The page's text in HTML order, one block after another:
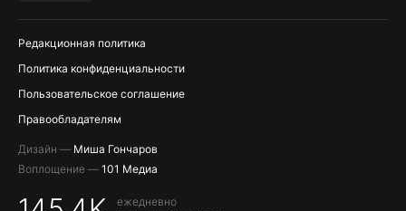
Редакционная политика
Политика конфиденциальности
Пользовательское соглашение
Правообладателям
Дизайн — Миша Гончаров
Воплощение — 101 Медиа
ежедневно